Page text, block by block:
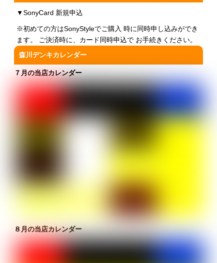
▼SonyCard 新規申込
※初めての方はSonyStyleでご購入 時に同時申し込みができ
ます。 ご決済時に、カード同時申込で お手続きください。
森川デンキカレンダー
７月の当店カレンダー
８月の当店カレンダー